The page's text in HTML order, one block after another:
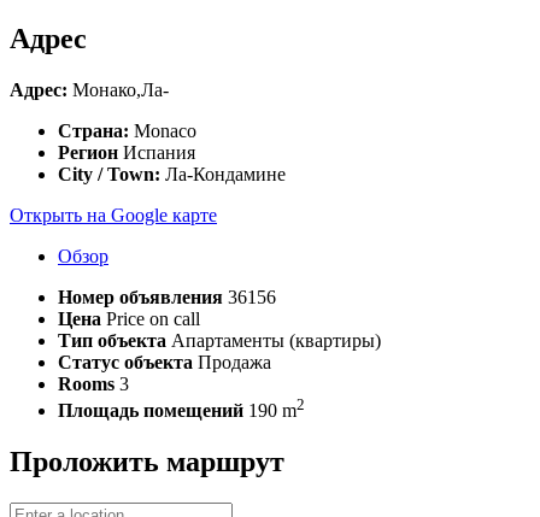
Адрес
Адрес: Монако,Ла-
Страна: Monaco
Регион Испания
City / Town: Ла-Кондамине
Открыть на Google карте
Обзор
Номер объявления 36156
Цена Price on call
Тип объекта Апартаменты (квартиры)
Статус объекта Продажа
Rooms 3
Площадь помещений 190 m2
Проложить маршрут